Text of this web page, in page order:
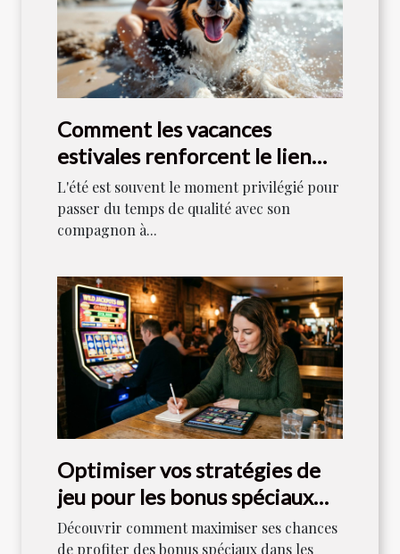
Comment les vacances
estivales renforcent le lien
entre maîtres et chiens ?
L'été est souvent le moment privilégié pour
passer du temps de qualité avec son
compagnon à...
Optimiser vos stratégies de
jeu pour les bonus spéciaux
dans les machines à sous
Découvrir comment maximiser ses chances
de profiter des bonus spéciaux dans les